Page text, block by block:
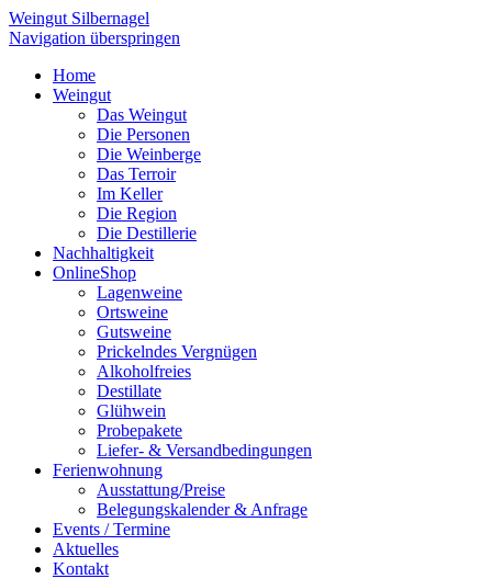
Weingut Silbernagel
Navigation überspringen
Home
Weingut
Das Weingut
Die Personen
Die Weinberge
Das Terroir
Im Keller
Die Region
Die Destillerie
Nachhaltigkeit
OnlineShop
Lagenweine
Ortsweine
Gutsweine
Prickelndes Vergnügen
Alkoholfreies
Destillate
Glühwein
Probepakete
Liefer- & Versandbedingungen
Ferienwohnung
Ausstattung/Preise
Belegungskalender & Anfrage
Events / Termine
Aktuelles
Kontakt